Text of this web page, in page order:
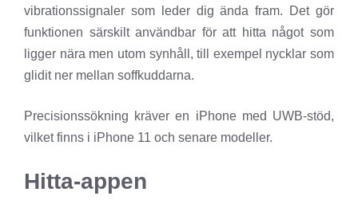
vibrationssignaler som leder dig ända fram. Det gör
funktionen särskilt användbar för att hitta något som
ligger nära men utom synhåll, till exempel nycklar som
glidit ner mellan soffkuddarna.
Precisionssökning kräver en iPhone med UWB-stöd,
vilket finns i iPhone 11 och senare modeller.
Hitta-appen